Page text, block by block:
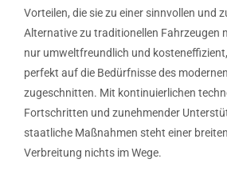
Vorteilen, die sie zu einer sinnvollen und
Alternative zu traditionellen Fahrzeugen
nur umweltfreundlich und
perfekt auf die Bedürfnisse des
zugeschnitten. Mit kontinuierlichen
Fortschritten und zunehmender
staatliche Maßnahmen steht einer
Verbreitung nichts im Wege.